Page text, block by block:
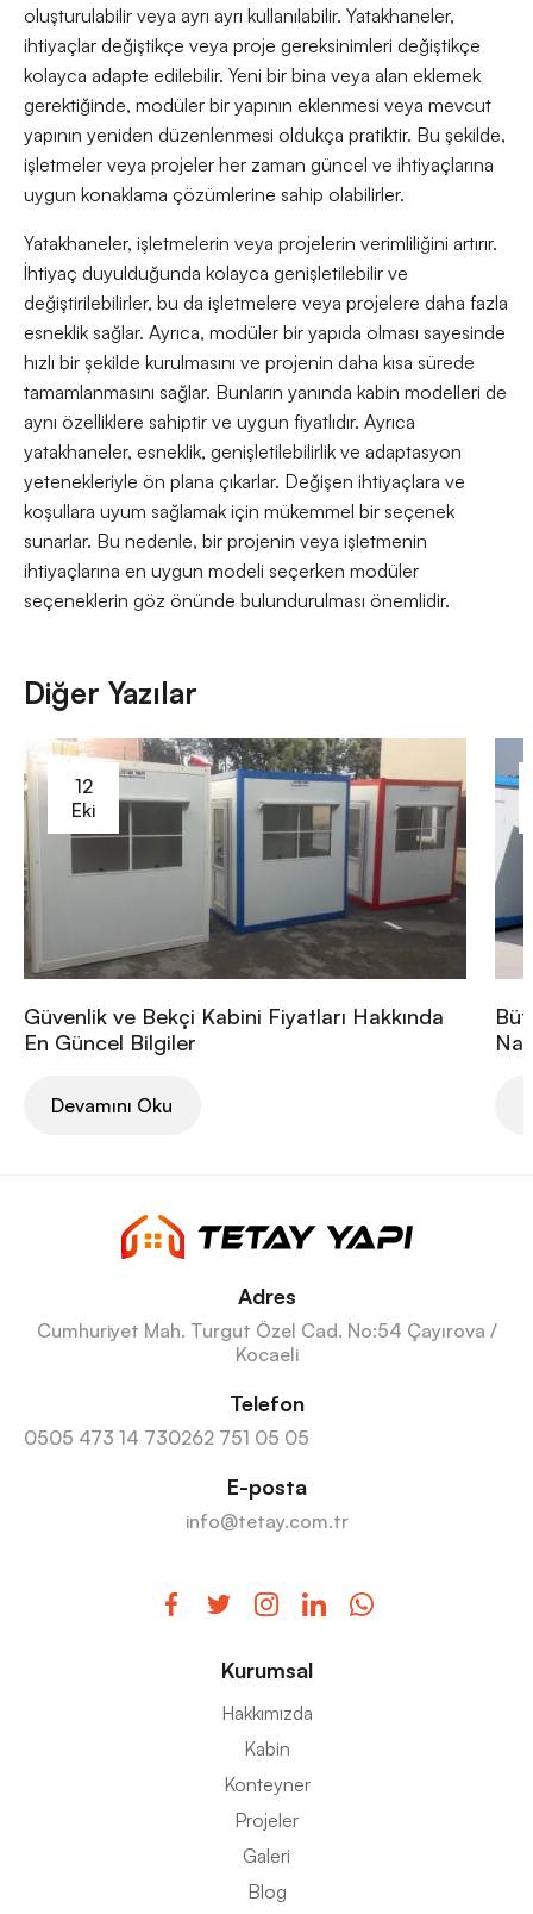
oluşturulabilir veya ayrı ayrı kullanılabilir. Yatakhaneler,
ihtiyaçlar değiştikçe veya proje gereksinimleri değiştikçe
kolayca adapte edilebilir. Yeni bir bina veya alan eklemek
gerektiğinde, modüler bir yapının eklenmesi veya mevcut
yapının yeniden düzenlenmesi oldukça pratiktir. Bu şekilde,
işletmeler veya projeler her zaman güncel ve ihtiyaçlarına
uygun konaklama çözümlerine sahip olabilirler.
Yatakhaneler, işletmelerin veya projelerin verimliliğini artırır.
İhtiyaç duyulduğunda kolayca genişletilebilir ve
değiştirilebilirler, bu da işletmelere veya projelere daha fazla
esneklik sağlar. Ayrıca, modüler bir yapıda olması sayesinde
hızlı bir şekilde kurulmasını ve projenin daha kısa sürede
tamamlanmasını sağlar. Bunların yanında kabin modelleri de
aynı özelliklere sahiptir ve uygun fiyatlıdır. Ayrıca
yatakhaneler, esneklik, genişletilebilirlik ve adaptasyon
yetenekleriyle ön plana çıkarlar. Değişen ihtiyaçlara ve
koşullara uyum sağlamak için mükemmel bir seçenek
sunarlar. Bu nedenle, bir projenin veya işletmenin
ihtiyaçlarına en uygun modeli seçerken modüler
seçeneklerin göz önünde bulundurulması önemlidir.
Diğer Yazılar
12
Eki
Güvenlik ve Bekçi Kabini Fiyatları Hakkında
En Güncel Bilgiler
Devamını Oku
Adres
Cumhuriyet Mah. Turgut Özel Cad. No:54 Çayırova /
Kocaeli
Telefon
0505 473 14 730262 751 05 05
E-posta
info@tetay.com.tr
Kurumsal
Hakkımızda
Kabin
Konteyner
Projeler
Galeri
Blog